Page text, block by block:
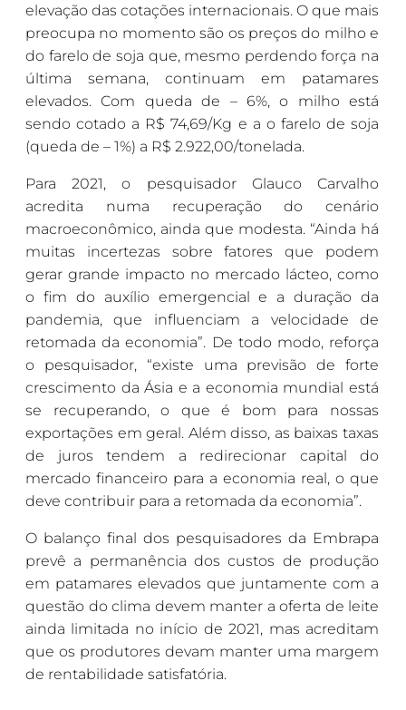
elevação das cotações internacionais. O que mais
preocupa no momento são os preços do milho e
do farelo de soja que, mesmo perdendo força na
última semana, continuam em patamares
elevados. Com queda de – 6%, o milho está
sendo cotado a R$ 74,69/Kg e a o farelo de soja
(queda de – 1%) a R$ 2.922,00/tonelada.
Para 2021, o pesquisador Glauco Carvalho
acredita numa recuperação do cenário
macroeconômico, ainda que modesta. “Ainda há
muitas incertezas sobre fatores que podem
gerar grande impacto no mercado lácteo, como
o fim do auxílio emergencial e a duração da
pandemia, que influenciam a velocidade de
retomada da economia”. De todo modo, reforça
o pesquisador, “existe uma previsão de forte
crescimento da Ásia e a economia mundial está
se recuperando, o que é bom para nossas
exportações em geral. Além disso, as baixas taxas
de juros tendem a redirecionar capital do
mercado financeiro para a economia real, o que
deve contribuir para a retomada da economia”.
O balanço final dos pesquisadores da Embrapa
prevê a permanência dos custos de produção
em patamares elevados que juntamente com a
questão do clima devem manter a oferta de leite
ainda limitada no início de 2021, mas acreditam
que os produtores devam manter uma margem
de rentabilidade satisfatória.